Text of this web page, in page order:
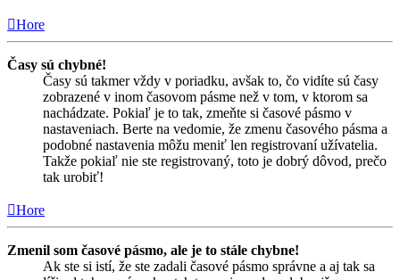
Hore
Časy sú chybné!
Časy sú takmer vždy v poriadku, avšak to, čo vidíte sú časy
zobrazené v inom časovom pásme než v tom, v ktorom sa
nachádzate. Pokiaľ je to tak, zmeňte si časové pásmo v
nastaveniach. Berte na vedomie, že zmenu časového pásma a
podobné nastavenia môžu meniť len registrovaní užívatelia.
Takže pokiaľ nie ste registrovaný, toto je dobrý dôvod, prečo
tak urobiť!
Hore
Zmenil som časové pásmo, ale je to stále chybne!
Ak ste si istí, že ste zadali časové pásmo správne a aj tak sa